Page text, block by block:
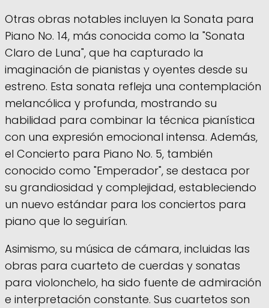
Otras obras notables incluyen la Sonata para
Piano No. 14, más conocida como la "Sonata
Claro de Luna", que ha capturado la
imaginación de pianistas y oyentes desde su
estreno. Esta sonata refleja una contemplación
melancólica y profunda, mostrando su
habilidad para combinar la técnica pianística
con una expresión emocional intensa. Además,
el Concierto para Piano No. 5, también
conocido como "Emperador", se destaca por
su grandiosidad y complejidad, estableciendo
un nuevo estándar para los conciertos para
piano que lo seguirían.
Asimismo, su música de cámara, incluidas las
obras para cuarteto de cuerdas y sonatas
para violonchelo, ha sido fuente de admiración
e interpretación constante. Sus cuartetos son